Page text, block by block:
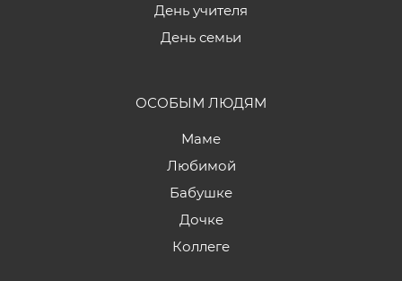
День учителя
День семьи
ОСОБЫМ ЛЮДЯМ
Маме
Любимой
Бабушке
Дочке
Коллеге